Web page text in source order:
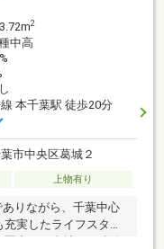
2
中高
線 本千葉駅 徒歩20分
市中央区葛城２
上物有り
りながら、千葉中心
実したライフスタイ
内！・当社にて建築